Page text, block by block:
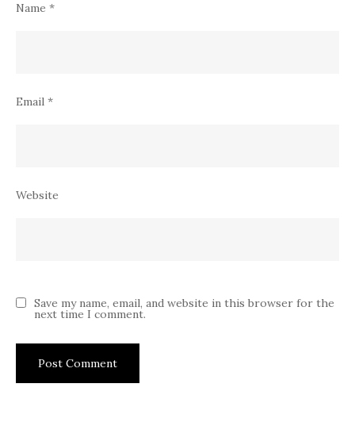
Name *
Email *
Website
Save my name, email, and website in this browser for the
next time I comment.